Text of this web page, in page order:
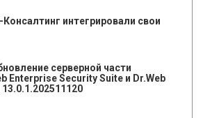
интегрировали свои
серверной части
Enterprise Security Suite и Dr.Web